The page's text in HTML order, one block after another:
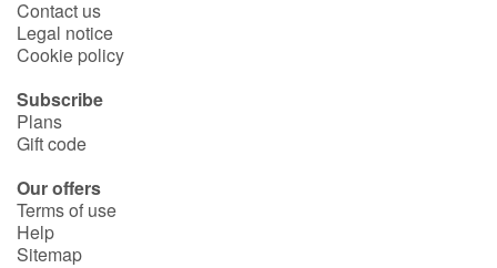
Contact us
Legal notice
Cookie policy
Subscribe
Plans
Gift code
Our offers
Terms of use
Help
Sitemap